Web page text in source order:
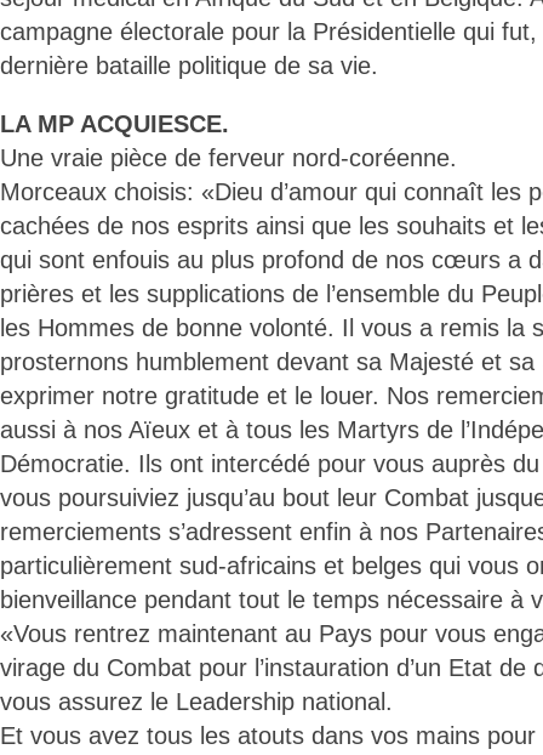
campagne électorale pour la Présidentielle qui fut,
dernière bataille politique de sa vie.
LA MP ACQUIESCE.
Une vraie pièce de ferveur nord-coréenne.
Morceaux choisis: «Dieu d’amour qui connaît les
cachées de nos esprits ainsi que les souhaits et
qui sont enfouis au plus profond de nos cœurs a
prières et les supplications de l’ensemble du
les Hommes de bonne volonté. Il vous a remis la
prosternons humblement devant sa Majesté et sa
exprimer notre gratitude et le louer. Nos
aussi à nos Aïeux et à tous les Martyrs de
Démocratie. Ils ont intercédé pour vous auprès
vous poursuiviez jusqu’au bout leur Combat
remerciements s’adressent enfin à nos
particulièrement sud-africains et belges qui vous
bienveillance pendant tout le temps nécessaire à
«Vous rentrez maintenant au Pays pour vous
virage du Combat pour l’instauration d’un Etat de
vous assurez le Leadership national.
Et vous avez tous les atouts dans vos mains